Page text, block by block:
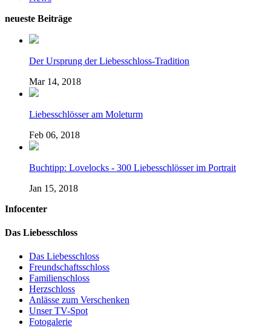
neueste Beiträge
Der Ursprung der Liebesschloss-Tradition
Mar 14, 2018
Liebesschlösser am Moleturm
Feb 06, 2018
Buchtipp: Lovelocks - 300 Liebesschlösser im Portrait
Jan 15, 2018
Infocenter
Das Liebesschloss
Das Liebesschloss
Freundschaftsschloss
Familienschloss
Herzschloss
Anlässe zum Verschenken
Unser TV-Spot
Fotogalerie